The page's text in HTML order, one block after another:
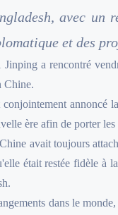
avec un
et des
a rencontré
Chine.
annoncé
ère afin de porter
avait toujours
était restée fidèle à
dans le